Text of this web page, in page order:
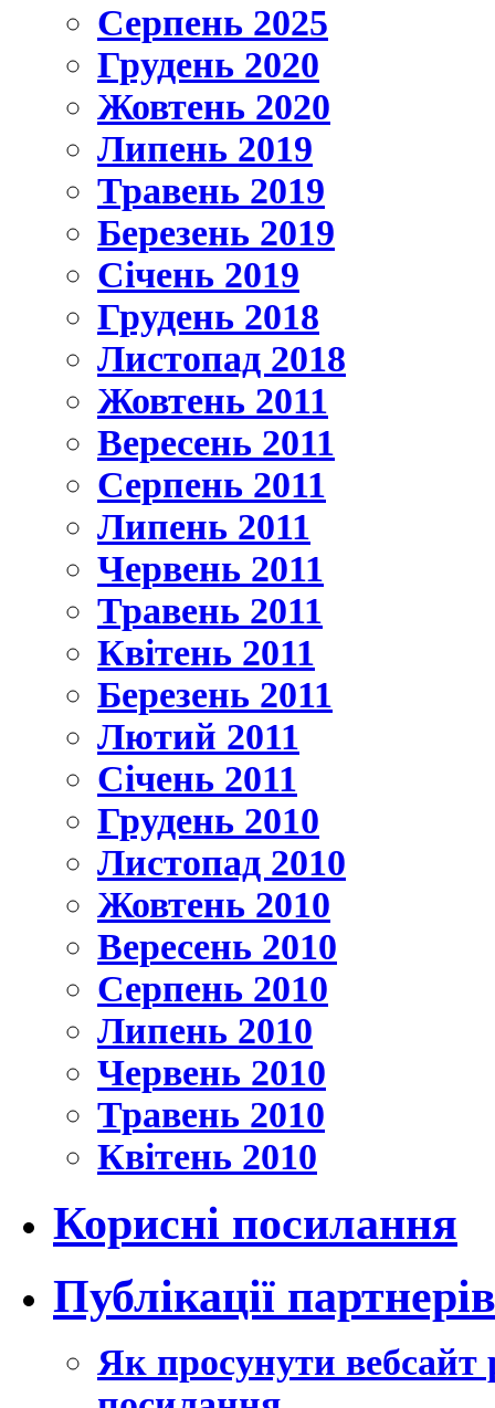
Серпень 2025
Грудень 2020
Жовтень 2020
Липень 2019
Травень 2019
Березень 2019
Січень 2019
Грудень 2018
Листопад 2018
Жовтень 2011
Вересень 2011
Серпень 2011
Липень 2011
Червень 2011
Травень 2011
Квітень 2011
Березень 2011
Лютий 2011
Січень 2011
Грудень 2010
Листопад 2010
Жовтень 2010
Вересень 2010
Серпень 2010
Липень 2010
Червень 2010
Травень 2010
Квітень 2010
Корисні посилання
Публікації партнерів
Як просунути вебсайт